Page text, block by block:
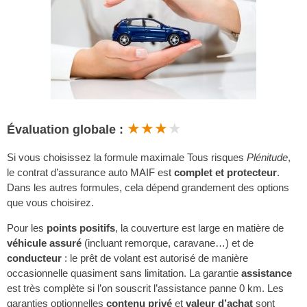
Évaluation globale : ★★★★
Si vous choisissez la formule maximale Tous risques Plénitude,
le contrat d’assurance auto MAIF est complet et protecteur.
Dans les autres formules, cela dépend grandement des options
que vous choisirez.
Pour les points positifs, la couverture est large en matière de
véhicule assuré (incluant remorque, caravane…) et de
conducteur : le prêt de volant est autorisé de manière
occasionnelle quasiment sans limitation. La garantie assistance
est très complète si l’on souscrit l’assistance panne 0 km. Les
garanties optionnelles contenu privé et valeur d’achat sont